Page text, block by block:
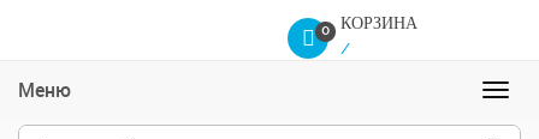
0
КОРЗИНА
/
Меню